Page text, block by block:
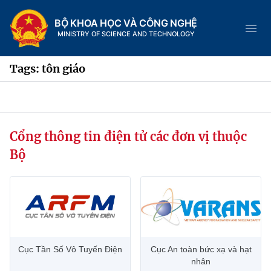
BỘ KHOA HỌC VÀ CÔNG NGHỆ
MINISTRY OF SCIENCE AND TECHNOLOGY
Trang chủ
Chức năng nhiệm vụ
Tin tức sự kiện
Hệ thống văn bản
Tags: tôn giáo
Cổng thông tin điện tử các đơn vị thuộc
Bộ
Cục Tần Số Vô Tuyến Điện
Cục An toàn bức xạ và hạt
nhân